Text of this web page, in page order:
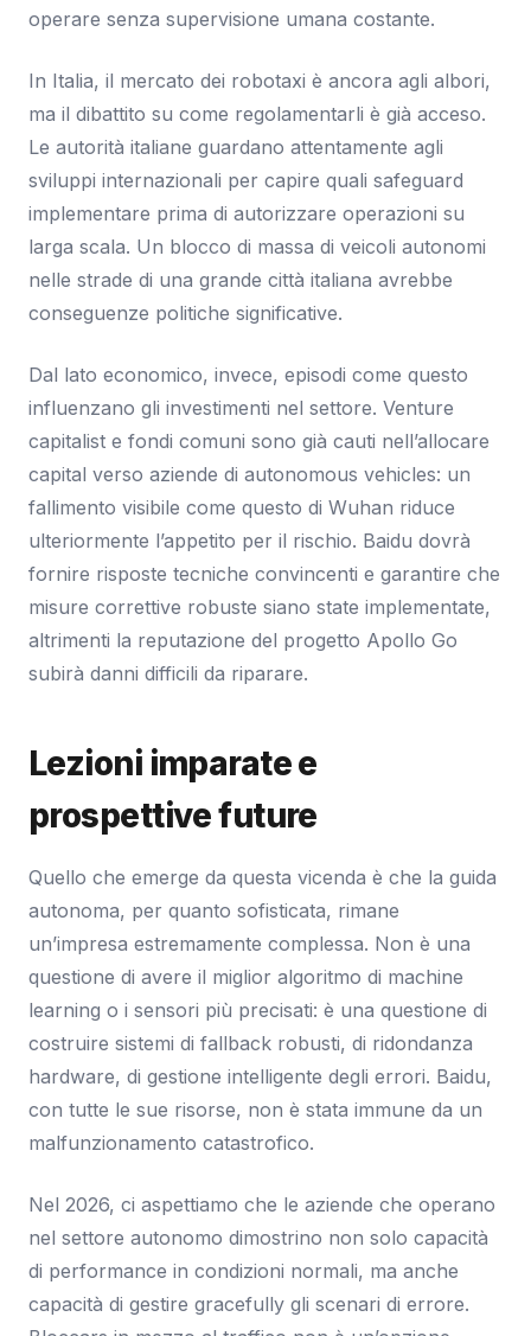
operare senza supervisione umana costante.
In Italia, il mercato dei robotaxi è ancora agli albori,
ma il dibattito su come regolamentarli è già acceso.
Le autorità italiane guardano attentamente agli
sviluppi internazionali per capire quali safeguard
implementare prima di autorizzare operazioni su
larga scala. Un blocco di massa di veicoli autonomi
nelle strade di una grande città italiana avrebbe
conseguenze politiche significative.
Dal lato economico, invece, episodi come questo
influenzano gli investimenti nel settore. Venture
capitalist e fondi comuni sono già cauti nell’allocare
capital verso aziende di autonomous vehicles: un
fallimento visibile come questo di Wuhan riduce
ulteriormente l’appetito per il rischio. Baidu dovrà
fornire risposte tecniche convincenti e garantire che
misure correttive robuste siano state implementate,
altrimenti la reputazione del progetto Apollo Go
subirà danni difficili da riparare.
Lezioni imparate e
prospettive future
Quello che emerge da questa vicenda è che la guida
autonoma, per quanto sofisticata, rimane
un’impresa estremamente complessa. Non è una
questione di avere il miglior algoritmo di machine
learning o i sensori più precisati: è una questione di
costruire sistemi di fallback robusti, di ridondanza
hardware, di gestione intelligente degli errori. Baidu,
con tutte le sue risorse, non è stata immune da un
malfunzionamento catastrofico.
Nel 2026, ci aspettiamo che le aziende che operano
nel settore autonomo dimostrino non solo capacità
di performance in condizioni normali, ma anche
capacità di gestire gracefully gli scenari di errore.